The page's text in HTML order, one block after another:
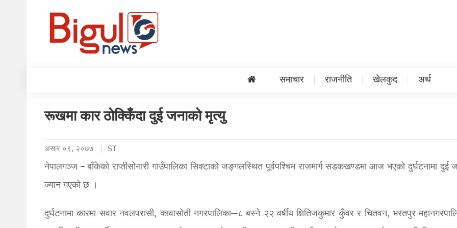
समाचार राजनीति खेलकुद अर्थ
रूखमा कार ठोक्किँदा दुई जनाको मृत्यु
असार ०९, २०७७ ST
नेपालगञ्ज – बाँकेको राप्तीसोनारी गाउँपालिका सिक्टाको जङ्गलस्थित पूर्वपश्चिम राजमार्ग सडकखण्डमा आज भएको दुर्घटनामा दुई
ज्यान गएको छ ।
दुर्घटनामा कारमा सवार नवलपरासी, कावासोती नगरपालिका—८ बस्ने २२ वर्षीय क्षितिजकुमार कुँवर र चितवन, भरतपुर